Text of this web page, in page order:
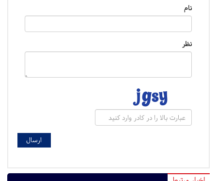
نام
نظر